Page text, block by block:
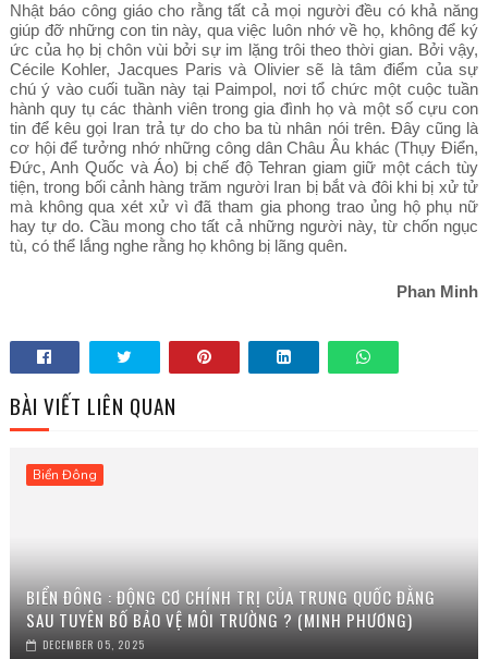
Nhật báo công giáo cho rằng tất cả mọi người đều có khả năng
giúp đỡ những con tin này, qua việc luôn nhớ về họ, không để ký
ức của họ bị chôn vùi bởi sự im lặng trôi theo thời gian. Bởi vậy,
Cécile Kohler, Jacques Paris và Olivier sẽ là tâm điểm của sự
chú ý vào cuối tuần này tại Paimpol, nơi tổ chức một cuộc tuần
hành quy tụ các thành viên trong gia đình họ và một số cựu con
tin để kêu gọi Iran trả tự do cho ba tù nhân nói trên. Đây cũng là
cơ hội để tưởng nhớ những công dân Châu Âu khác (Thụy Điển,
Đức, Anh Quốc và Áo) bị chế độ Tehran giam giữ một cách tùy
tiện, trong bối cảnh hàng trăm người Iran bị bắt và đôi khi bị xử tử
mà không qua xét xử vì đã tham gia phong trao ủng hộ phụ nữ
hay tự do. Cầu mong cho tất cả những người này, từ chốn ngục
tù, có thể lắng nghe rằng họ không bị lãng quên.
Phan Minh
BÀI VIẾT LIÊN QUAN
Biển Đông
BIỂN ĐÔNG : ĐỘNG CƠ CHÍNH TRỊ CỦA TRUNG QUỐC ĐẰNG
SAU TUYÊN BỐ BẢO VỆ MÔI TRƯỜNG ? (MINH PHƯƠNG)
DECEMBER 05, 2025